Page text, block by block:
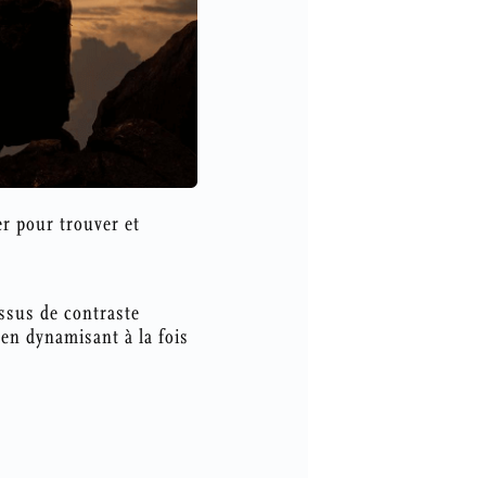
pour trouver et
de contraste
dynamisant à la fois